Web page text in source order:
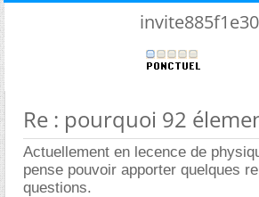
invite885f1e30
Re : pourquoi 92
Actuellement en lecence de
pense pouvoir apporter quelques
questions.